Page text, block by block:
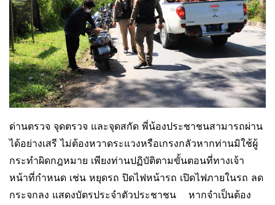
ด่านตรวจ จุดตรวจ และจุดสกัด พี่น้องประชาชนสามารถผ่าน
ได้อย่างเสรี ไม่ต้องหวาดระแวงหรือเกรงกลัวหากท่านมิใช้ผู้
กระทำผิดกฎหมาย เพียงท่านปฏิบัติตามขั้นตอนที่ทางเจ้า
หน้าที่กำหนด เช่น หยุดรถ ปิดไฟหน้ารถ เปิดไฟภายในรถ ลด
กระจกลง แสดงบัตรประจำตัวประชาชน หากจำเป็นต้อง